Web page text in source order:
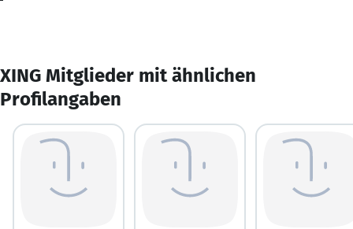
XING Mitglieder mit ähnlichen
Profilangaben